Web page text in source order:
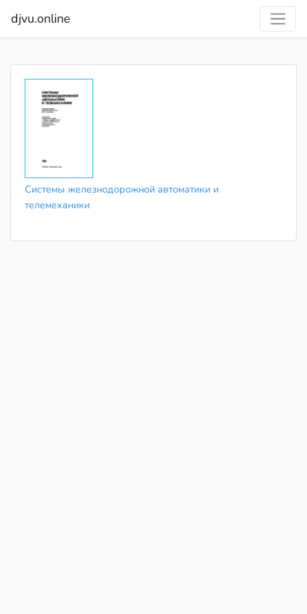
djvu.online
Системы железнодорожной автоматики и
телемеханики